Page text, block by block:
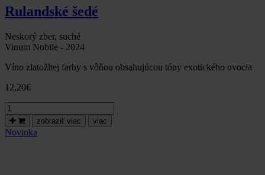
Vinum
Rulandské šedé
Neskorý zber, suché
Vinum Nobile - 2024
Víno zlatožltej farby s vôňou obsahujúcou tóny exotického ovocia
12,20€
množstvo
Rulandské
šedé,
neskorý
zobraziť viac viac
Novinka